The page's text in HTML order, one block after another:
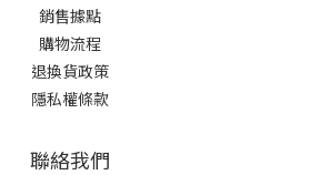
銷售據點
購物流程
退換貨政策
隱私權條款
聯絡我們